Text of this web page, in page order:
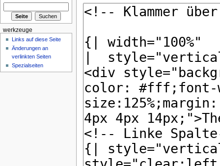
werkzeuge
Links auf diese Seite
Änderungen an
verlinkten Seiten
Spezialseiten